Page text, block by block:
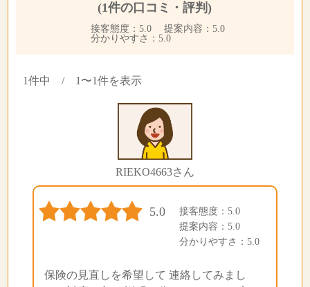
(1件の口コミ・評判)
接客態度：5.0 提案内容：5.0
分かりやすさ：5.0
1件中 / 1〜1件を表示
RIEKO4663さん
5.0
接客態度：5.0
提案内容：5.0
分かりやすさ：5.0
保険の見直しを希望して 連絡してみまし